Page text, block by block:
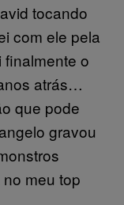
tocando
com ele pela
finalmente o
atrás…
que pode
gravou
meu top